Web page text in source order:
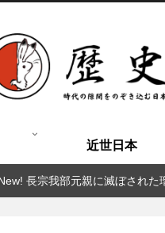
近世日本
長宗我部元親に滅ぼされた